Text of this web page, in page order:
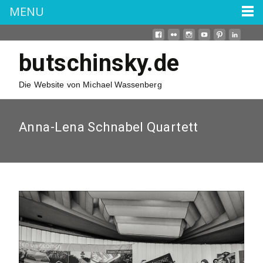
butschinsky.de
Die Website von Michael Wassenberg
Anna-Lena Schnabel Quartett
MENU